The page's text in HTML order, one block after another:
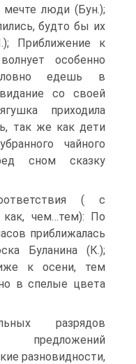
мечте люди (Бун.);
будто бы их
Приближение к
особенно
едешь в
со своей
приходила
так же как дети
чайного
сном сказку
( с
чем…тем): По
приближалась
Буланина (К.);
к осени, тем
в спелые цвета
разрядов
предложений
разновидности,